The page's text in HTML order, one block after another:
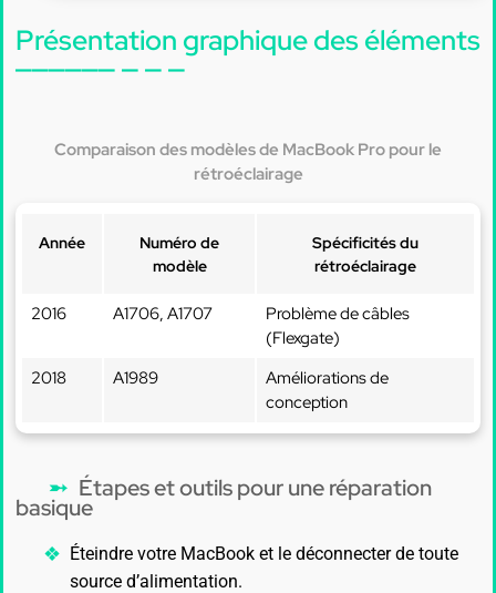
Présentation graphique des éléments
Comparaison des modèles de MacBook Pro pour le
rétroéclairage
Année
Numéro de
modèle
Spécificités du
rétroéclairage
2016 A1706, A1707
Problème de câbles
(Flexgate)
2018
A1989
Améliorations de
conception
Étapes et outils pour une réparation
basique
Éteindre votre MacBook et le déconnecter de toute
source d’alimentation.